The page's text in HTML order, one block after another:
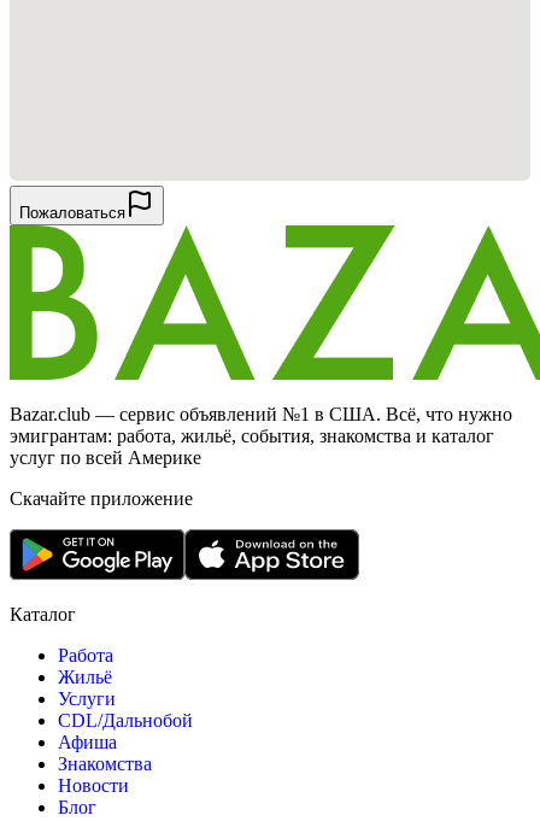
Пожаловаться
Bazar.club — сервис объявлений №1 в США. Всё, что нужно
эмигрантам: работа, жильё, события, знакомства и каталог
услуг по всей Америке
Скачайте приложение
Каталог
Работа
Жильё
Услуги
CDL/Дальнобой
Афиша
Знакомства
Новости
Блог